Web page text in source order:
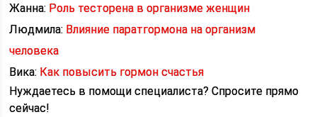
Жанна: Роль тесторена в организме женщин
Людмила: Влияние паратгормона на организм
человека
Вика: Как повысить гормон счастья
Нуждаетесь в помощи специалиста?Спросите прямо
сейчас!